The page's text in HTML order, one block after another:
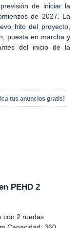
de iniciar la
de 2027. La
hito del proyecto,
puesta en marcha y
del inicio de la
tus anuncios gratis!
PEHD 2
con 2 ruedas